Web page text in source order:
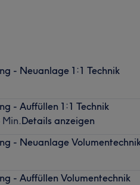
- Neuanlage 1:1 Technik
- Auffüllen 1:1 Technik
Min.Details anzeigen
- Neuanlage
- Auffüllen Volumentechnik